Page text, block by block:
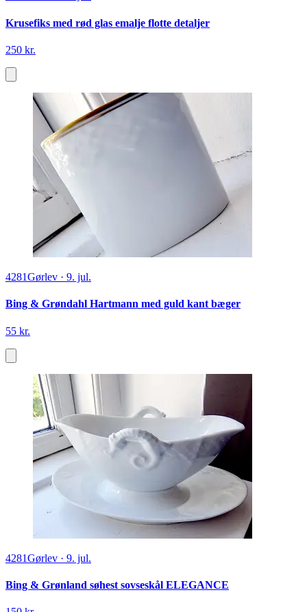
Krusefiks med rød glas emalje flotte detaljer
250 kr.
4281Gørlev · 9. jul.
Bing & Grøndahl Hartmann med guld kant bæger
55 kr.
4281Gørlev · 9. jul.
Bing & Grønland søhest sovseskål ELEGANCE